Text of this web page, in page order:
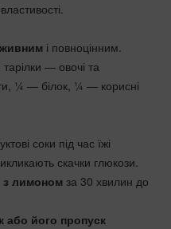
і повноцінним.
— овочі та
¼ — білок, ¼ — корисні
соки під час їжі
скачки глюкози.
з лимоном за 30 хвилин до
або його пропуск